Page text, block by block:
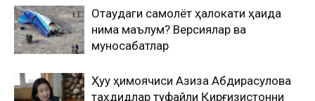
Оқтаудаги самолёт ҳалокати ҳақида
нима маълум? Версиялар ва
муносабатлар
Ҳуқуқ ҳимоячиси Азиза Абдирасулова
таҳдидлар туфайли Қирғизистонни